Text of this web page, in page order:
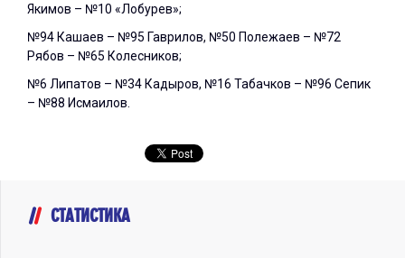
Якимов – №10 «Лобурев»;
№94 Кашаев – №95 Гаврилов, №50 Полежаев – №72
Рябов – №65 Колесников;
№6 Липатов – №34 Кадыров, №16 Табачков – №96 Сепик
– №88 Исмаилов.
СТАТИСТИКА